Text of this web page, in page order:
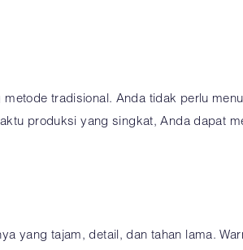
tradisional. Anda tidak perlu
produksi yang singkat, Anda dapat
yang tajam, detail, dan tahan lama.